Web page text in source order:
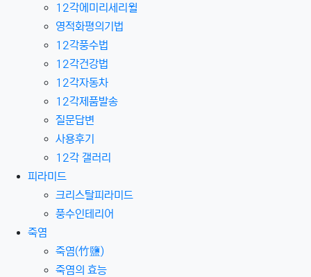
12각에미리세리윌
영적화평의기법
12각풍수법
12각건강법
12각자동차
12각제품발송
질문답변
사용후기
12각 갤러리
피라미드
크리스탈피라미드
풍수인테리어
죽염
죽염(竹鹽)
죽염의 효능